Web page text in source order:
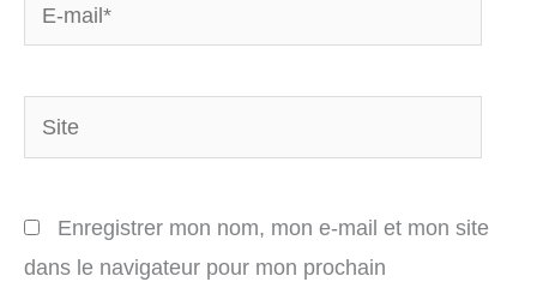
mail*
Site
Enregistrer mon nom, mon e-mail et mon site
dans le navigateur pour mon prochain